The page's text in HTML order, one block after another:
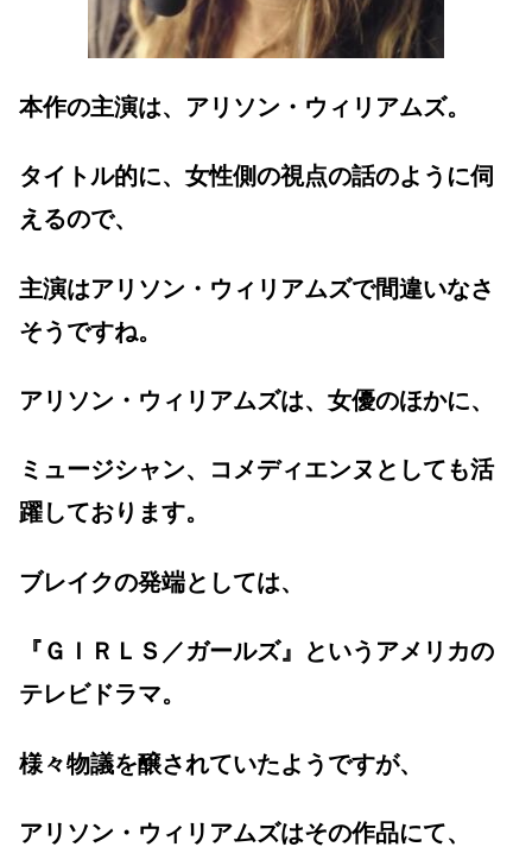
本作の主演は、アリソン・ウィリアムズ。
タイトル的に、女性側の視点の話のように伺
えるので、
主演はアリソン・ウィリアムズで間違いなさ
そうですね。
アリソン・ウィリアムズは、女優のほかに、
ミュージシャン、コメディエンヌとしても活
躍しております。
ブレイクの発端としては、
『ＧＩＲＬＳ／ガールズ』というアメリカの
テレビドラマ。
様々物議を醸されていたようですが、
アリソン・ウィリアムズはその作品にて、